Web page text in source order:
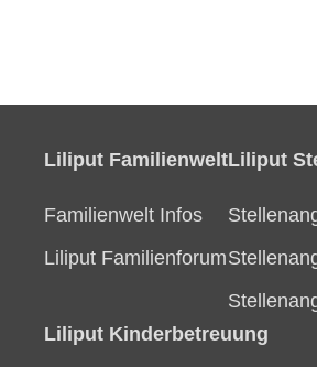
Liliput Familienwelt
Familienwelt Infos
Liliput Familienforum
Liliput
Liliput Kinderbetreuung